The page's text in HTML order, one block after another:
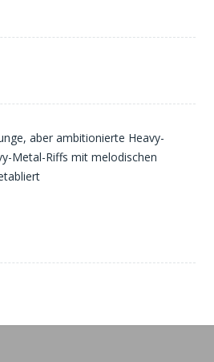
aber ambitionierte Heavy-
Metal-Riffs mit melodischen